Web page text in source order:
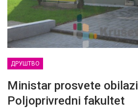
ДРУШТВО
Ministar prosvete obilazi
Poljoprivredni fakultet